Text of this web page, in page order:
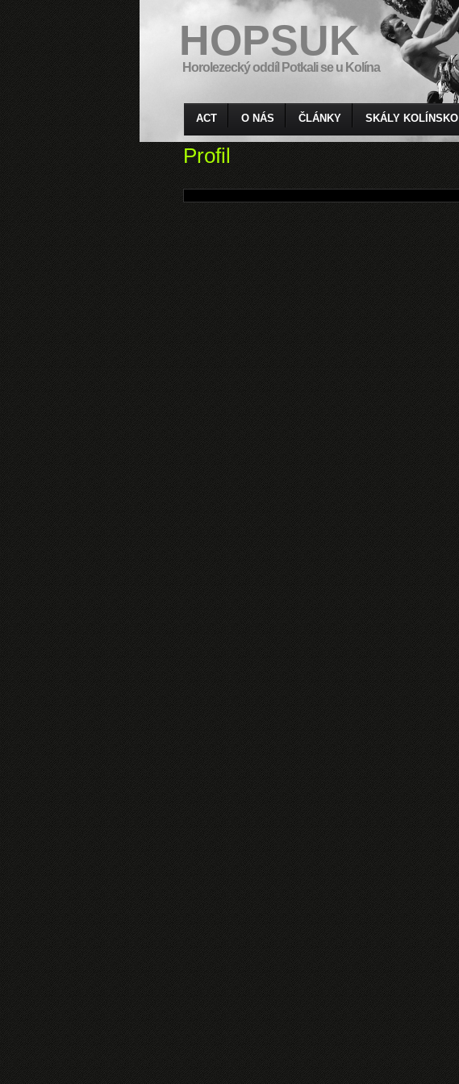
HOPSUK
Horolezecký oddíl Potkali se u Kolína
ACT O NÁS ČLÁNKY SKÁLY KOLÍNSKO
Profil